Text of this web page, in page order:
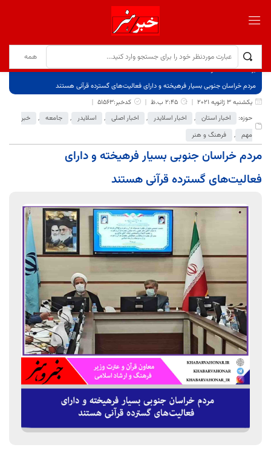
برگ نخست
نوشته‌ها
مردم خراسان جنوبی بسیار فرهیخته و دارای فعالیت‌های گسترده قرآنی هستند
یکشنبه 3 ژانویه 2021
2:45 ب.ظ
کدخبر:51563
حوزه:
اخبار استان , اخبار اسلایدر , اخبار اصلی , اسلایدر , جامعه ,
خبر
مهم , فرهنگ و هنر
مردم خراسان جنوبی بسیار فرهیخته و دارای
فعالیت‌های گسترده قرآنی هستند